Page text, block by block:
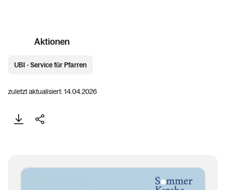
Aktionen
UBI - Service für Pfarren
zuletzt aktualisiert: 14.04.2026